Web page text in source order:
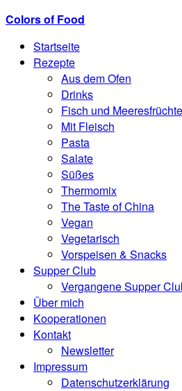
Colors of Food
Startseite
Rezepte
Aus dem Ofen
Drinks
Fisch und Meeresfrüchte
Mit Fleisch
Pasta
Salate
Süßes
Thermomix
The Taste of China
Vegan
Vegetarisch
Vorspeisen & Snacks
Supper Club
Vergangene Supper
Über mich
Kooperationen
Kontakt
Newsletter
Impressum
Datenschutzerklärung